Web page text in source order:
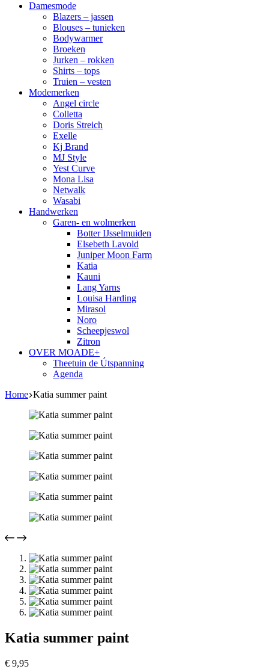
Damesmode
Blazers – jassen
Blouses – tunieken
Bodywarmer
Broeken
Jurken – rokken
Shirts – tops
Truien – vesten
Modemerken
Angel circle
Colletta
Doris Streich
Exelle
Kj Brand
MJ Style
Yest Curve
Mona Lisa
Netwalk
Wasabi
Handwerken
Garen- en wolmerken
Botter IJsselmuiden
Elsebeth Lavold
Juniper Moon Farm
Katia
Kauni
Lang Yarns
Louisa Harding
Mirasol
Noro
Scheepjeswol
Zitron
OVER MOADE+
Theetuin de Útspanning
Agenda
Home Katia summer paint
Katia summer paint
€ 9,95